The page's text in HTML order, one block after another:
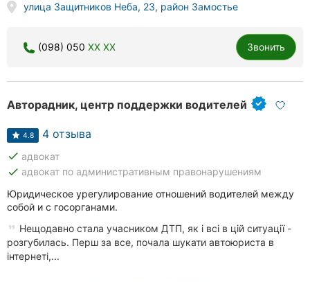
Полтава
Чернигов
Черновцы
Сумы
Ивано-
Франковск
Луцк
Ужгород
Карпаты
улица Защитников Неба, 23, район Замостье
(098) 050 XX XX Звонить
Авторадник, центр поддержки водителей
4.8 4 отзыва
done адвокат
done адвокат по административным правонарушениям
Юридическое урегулирование отношений водителей между
собой и с госорганами.
Нещодавно стала учасником ДТП, як і всі в цій ситуації -
розгубилась. Перш за все, почала шукати автоюриста в
інтернеті,...